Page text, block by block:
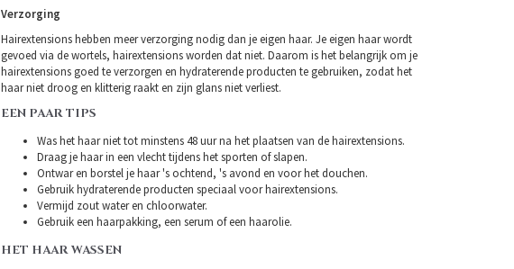
Verzorging
Hairextensions hebben meer verzorging nodig dan je eigen haar. Je eigen haar wordt
gevoed via de wortels, hairextensions worden dat niet. Daarom is het belangrijk om je
hairextensions goed te verzorgen en hydraterende producten te gebruiken, zodat het
haar niet droog en klitterig raakt en zijn glans niet verliest.
EEN PAAR TIPS
Was het haar niet tot minstens 48 uur na het plaatsen van de hairextensions.
Draag je haar in een vlecht tijdens het sporten of slapen.
Ontwar en borstel je haar 's ochtend, 's avond en voor het douchen.
Gebruik hydraterende producten speciaal voor hairextensions.
Vermijd zout water en chloorwater.
Gebruik een haarpakking, een serum of een haarolie.
HET HAAR WASSEN